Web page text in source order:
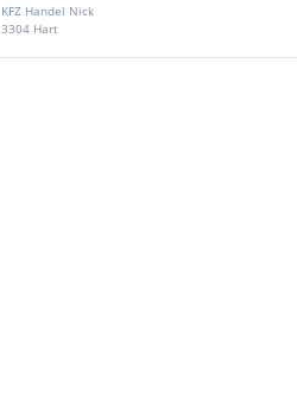
KFZ Handel Nick
3304 Hart